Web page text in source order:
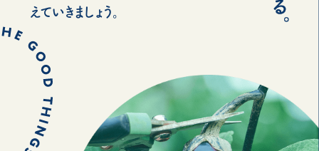
えていきましょう。